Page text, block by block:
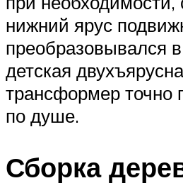
нижний ярус
преобразовывался
детская
трансформер точно
по душе.
Сборка